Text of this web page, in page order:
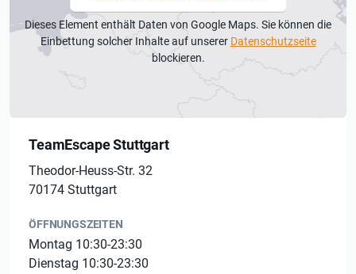
Unsere Missionen erstrecken sich über die
unterschiedlichsten Themengebiete wie z. B. Abenteuer,
Familie, Scifi, Horrorund viele mehr.
Live Escape Games sind ein einzigartiges
Familie, Geburtstage,
weitere Anlässe. Sie eignen sich auch perfekt für
Teambuilding-Veranstaltungen
Wir freuen uns über Deinen Besuch!
Dieses Element enthält Daten von Google Maps. Sie können die
Einbettung solcher Inhalte auf unserer Datenschutzseite
blockieren.
TeamEscape Stuttgart
Theodor-Heuss-Str. 32
70174 Stuttgart
ÖFFNUNGSZEITEN
Montag 10:30-23:30
Dienstag 10:30-23:30